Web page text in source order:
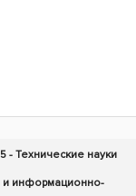
- Технические науки
и информационно-